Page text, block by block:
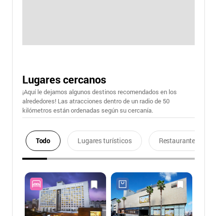
Lugares cercanos
¡Aquí le dejamos algunos destinos recomendados en los
alrededores! Las atracciones dentro de un radio de 50
kilómetros están ordenadas según su cercanía.
Todo Lugares turísticos Restaurantes